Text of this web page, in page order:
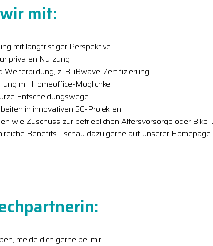
mit:
mit langfristiger Perspektive
privaten Nutzung
Weiterbildung, z. B. iBwave-Zertifizierung
mit Homeoffice-Möglichkeit
Entscheidungswege
in innovativen 5G-Projekten
wie Zuschuss zur betrieblichen Altersvorsorge oder Bike-
Benefits - schau dazu gerne auf unserer
melde dich gerne bei mir.